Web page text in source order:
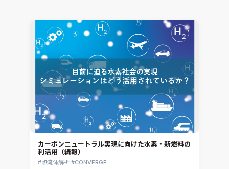
カーボンニュートラル実現に向けた水素・新燃料の
利活用（続報）
熱流体解析 CONVERGE